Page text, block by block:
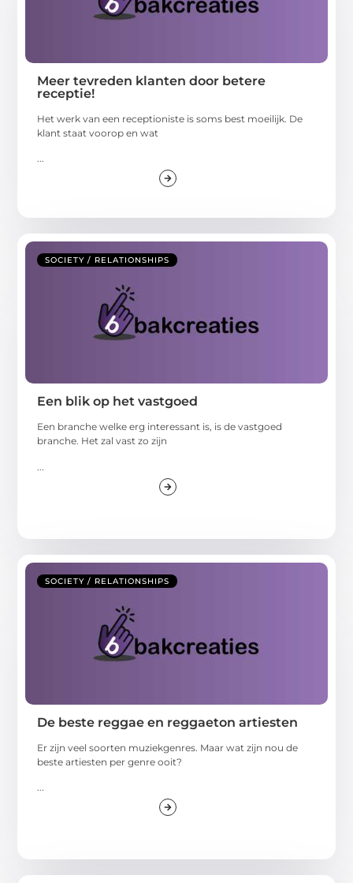
Meer tevreden klanten door betere
receptie!
Het werk van een receptioniste is soms best moeilijk. De
klant staat voorop en wat
...
SOCIETY / RELATIONSHIPS
Een blik op het vastgoed
Een branche welke erg interessant is, is de vastgoed
branche. Het zal vast zo zijn
SOCIETY / RELATIONSHIPS
De beste reggae en reggaeton artiesten
Er zijn veel soorten muziekgenres. Maar wat zijn nou de
beste artiesten per genre ooit?
...